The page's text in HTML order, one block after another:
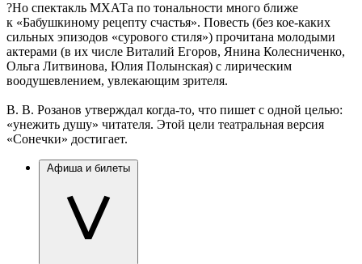
?Но спектакль МХАТа по тональности много ближе
к «Бабушкиному рецепту счастья». Повесть (без кое-каких
сильных эпизодов «сурового стиля») прочитана молодыми
актерами (в их числе Виталий Егоров, Янина Колесниченко,
Ольга Литвинова, Юлия Полынская) с лирическим
воодушевлением, увлекающим зрителя.
В. В. Розанов утверждал когда-то, что пишет с одной целью:
«унежить душу» читателя. Этой цели театральная версия
«Сонечки» достигает.
Афиша и билеты